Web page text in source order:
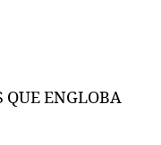
QUE ENGLOBA